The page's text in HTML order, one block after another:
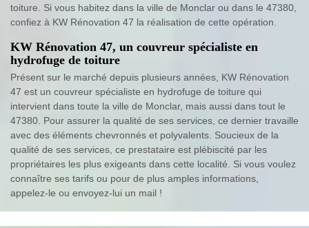
toiture. Si vous habitez dans la ville de Monclar ou dans le 47380,
confiez à KW Rénovation 47 la réalisation de cette opération.
KW Rénovation 47, un couvreur spécialiste en
hydrofuge de toiture
Présent sur le marché depuis plusieurs années, KW Rénovation
47 est un couvreur spécialiste en hydrofuge de toiture qui
intervient dans toute la ville de Monclar, mais aussi dans tout le
47380. Pour assurer la qualité de ses services, ce dernier travaille
avec des éléments chevronnés et polyvalents. Soucieux de la
qualité de ses services, ce prestataire est plébiscité par les
propriétaires les plus exigeants dans cette localité. Si vous voulez
connaître ses tarifs ou pour de plus amples informations,
appelez-le ou envoyez-lui un mail !